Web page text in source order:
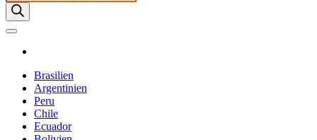
search
Brasilien
Argentinien
Peru
Chile
Ecuador